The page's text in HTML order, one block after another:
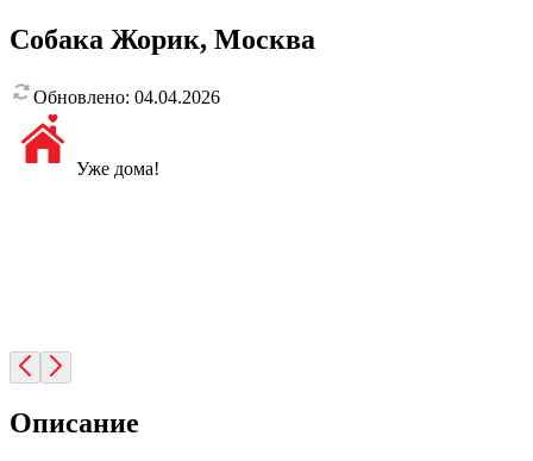
Собака Жорик, Москва
Обновлено: 04.04.2026
Уже дома!
Описание